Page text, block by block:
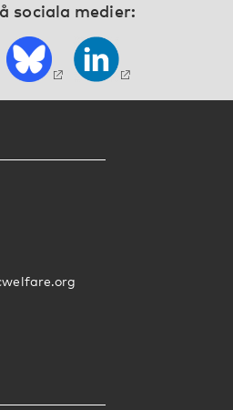
sociala medier: